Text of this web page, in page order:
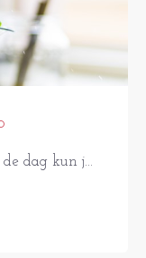
dag kun j...